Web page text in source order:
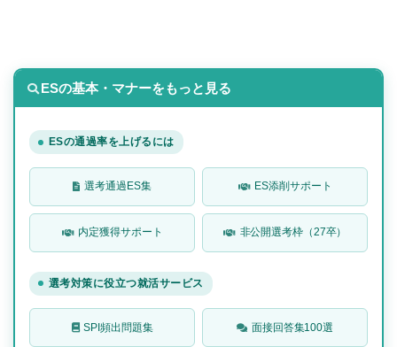
ESの基本・マナーをもっと見る
ESの通過率を上げるには
選考通過ES集 ES添削サポート
内定獲得サポート 非公開選考枠（27卒）
選考対策に役立つ就活サービス
SPI頻出問題集 面接回答集100選